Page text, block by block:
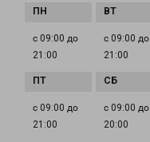
с 09:00 до
21:00
с 09:00 до
21:00
с 09:00 до
21:00
с 09:00 до
20:00